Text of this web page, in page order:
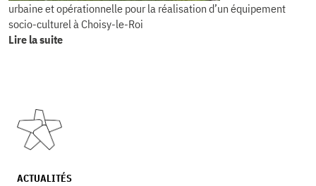
urbaine et opérationnelle pour la réalisation d’un équipement
socio-culturel à Choisy-le-Roi
Lire la suite
ACTUALITÉS